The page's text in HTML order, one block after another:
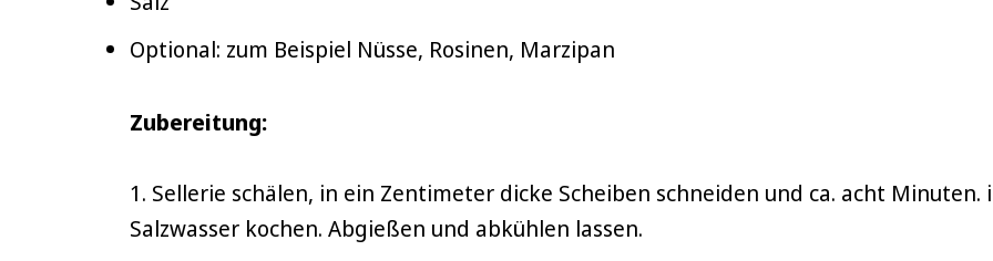
Optional: zum Beispiel Nüsse, Rosinen, Marzipan
Zubereitung:
1. Sellerie schälen, in ein Zentimeter dicke Scheiben schneiden und ca. acht Minuten.
Salzwasser kochen. Abgießen und abkühlen lassen.